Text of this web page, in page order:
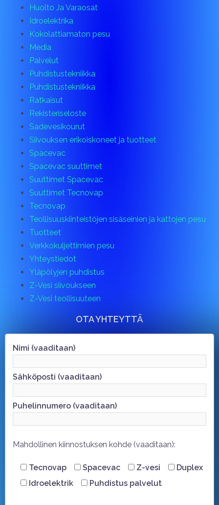
Huolto Ja Varaosat
Idroelektrika
Kokolattiamaton pesu
Media
Palvelut
Puhdistustekniikka
Puhdistustekniikka
Ratkaisut
Rekisteriseloste
Sadevesikourut
Siivouksen erikoiskoneet ja tuotteet
Spacevac
Spacevac suuttimet
Suuttimet Spacevac
Suuttimet Tecnovap
Tecnovap
Teollisuuskiinteistöjen sisäseinien ja kattojen pesu
Tuotteet
Verkkokuljettimien pesu
Yhteystiedot
Yläpölyjen puhdistus
Z-Vesi siivoukseen
Z-Vesi teollisuuteen
OTA YHTEYTTÄ
Nimi (vaaditaan)
Sähköposti (vaaditaan)
Puhelinnumero (vaaditaan)
Mahdollinen kiinnostuksen kohde (vaaditaan):
Tecnovap Spacevac Z-vesi
Duplex
Idroelektrik
Puhdistus palvelut